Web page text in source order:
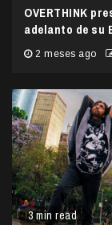
OVERTHINK
adelanto de su
2 meses ago
3 min read